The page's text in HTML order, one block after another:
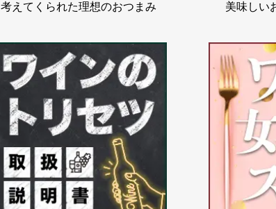
考えてくられた理想のおつまみ
美味しい